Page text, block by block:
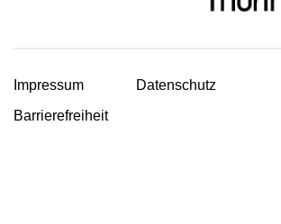
Impressum
Datenschutz
Barrierefreiheit